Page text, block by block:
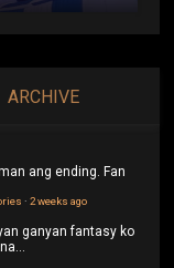
ARCHIVE
ang ending. Fan
·2 weeks ago
ganyan fantasy ko